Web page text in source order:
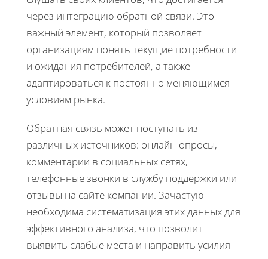
через интеграцию обратной связи. Это
важный элемент, который позволяет
организациям понять текущие потребности
и ожидания потребителей, а также
адаптироваться к постоянно меняющимся
условиям рынка.
Обратная связь может поступать из
различных источников: онлайн-опросы,
комментарии в социальных сетях,
телефонные звонки в службу поддержки или
отзывы на сайте компании. Зачастую
необходима систематизация этих данных для
эффективного анализа, что позволит
выявить слабые места и направить усилия